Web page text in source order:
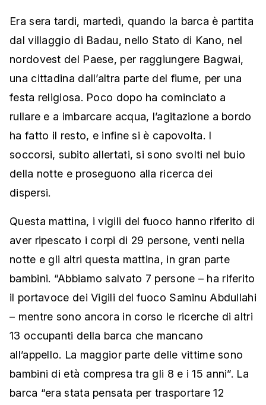
Era sera tardi, martedì, quando la barca è partita
dal villaggio di Badau, nello Stato di Kano, nel
nordovest del Paese, per raggiungere Bagwai,
una cittadina dall’altra parte del fiume, per una
festa religiosa. Poco dopo ha cominciato a
rullare e a imbarcare acqua, l’agitazione a bordo
ha fatto il resto, e infine si è capovolta. I
soccorsi, subito allertati, si sono svolti nel buio
della notte e proseguono alla ricerca dei
dispersi.
Questa mattina, i vigili del fuoco hanno riferito di
aver ripescato i corpi di 29 persone, venti nella
notte e gli altri questa mattina, in gran parte
bambini. “Abbiamo salvato 7 persone – ha riferito
il portavoce dei Vigili del fuoco Saminu Abdullahi
– mentre sono ancora in corso le ricerche di altri
13 occupanti della barca che mancano
all’appello. La maggior parte delle vittime sono
bambini di età compresa tra gli 8 e i 15 anni”. La
barca “era stata pensata per trasportare 12